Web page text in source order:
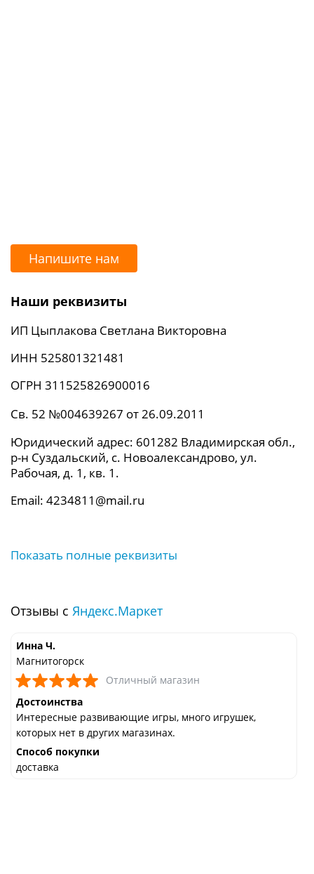
Напишите нам
Наши реквизиты
ИП Цыплакова Светлана Викторовна
ИНН 525801321481
ОГРН 311525826900016
Св. 52 №004639267 от 26.09.2011
Юридический адрес: 601282 Владимирская обл.,
р-н Суздальский, с. Новоалександрово, ул.
Рабочая, д. 1, кв. 1.
Email: 4234811@mail.ru
Показать полные реквизиты
Отзывы с Яндекс.Маркет
Инна Ч.
Магнитогорск
Отличный магазин
Достоинства
Интересные развивающие игры, много игрушек,
которых нет в других магазинах.
Способ покупки
доставка